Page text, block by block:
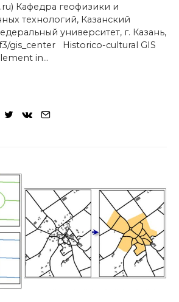
Кафедра геофизики и
технологий, Казанский
университет, г. Казань,
gis_center Historico-cultural GIS
in…